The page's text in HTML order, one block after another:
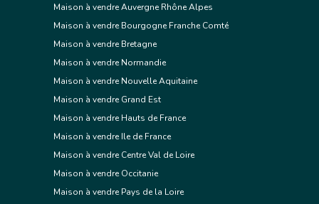
Maison à vendre Auvergne Rhône Alpes
Maison à vendre Bourgogne Franche Comté
Maison à vendre Bretagne
Maison à vendre Normandie
Maison à vendre Nouvelle Aquitaine
Maison à vendre Grand Est
Maison à vendre Hauts de France
Maison à vendre Ile de France
Maison à vendre Centre Val de Loire
Maison à vendre Occitanie
Maison à vendre Pays de la Loire